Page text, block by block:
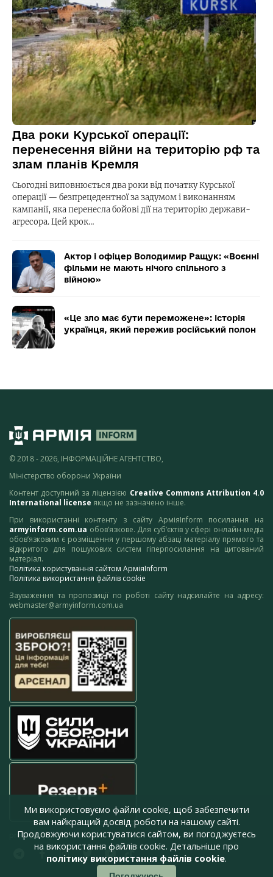
Два роки Курської операції:
перенесення війни на територію рф та
злам планів Кремля
Сьогодні виповнюється два роки від початку Курської
операції — безпрецедентної за задумом і виконанням
кампанії, яка перенесла бойові дії на територію держави-
агресора. Цей крок…
Актор і офіцер Володимир Ращук: «Воєнні
фільми не мають нічого спільного з
війною»
«Це зло має бути переможене»: історія
українця, який пережив російський полон
© 2018 - 2026, ІНФОРМАЦІЙНЕ АГЕНТСТВО,
Міністерство оборони України
Контент доступний за ліцензією Creative Commons Attribution 4.0
International license якщо не зазначено інше.
При використанні контенту з сайту АрміяInform посилання на
armyinform.com.ua обов’язкове. Для суб’єктів у сфері онлайн-медіа
обов’язковим є розміщення у першому абзаці матеріалу прямого та
відкритого для пошукових систем гіперпосилання на цитований
матеріал.
Політика користування сайтом АрміяInform
Політика використання файлів cookie
Зауваження та пропозиції по роботі сайту надсилайте на адресу:
webmaster@armyinform.com.ua
press@armyinform.com.ua
Ми використовуємо файли cookie, щоб забезпечити
вам найкращий досвід роботи на нашому сайті.
Продовжуючи користуватися сайтом, ви погоджуєтесь
на використання файлів cookie. Детальніше про
політику використання файлів cookie.